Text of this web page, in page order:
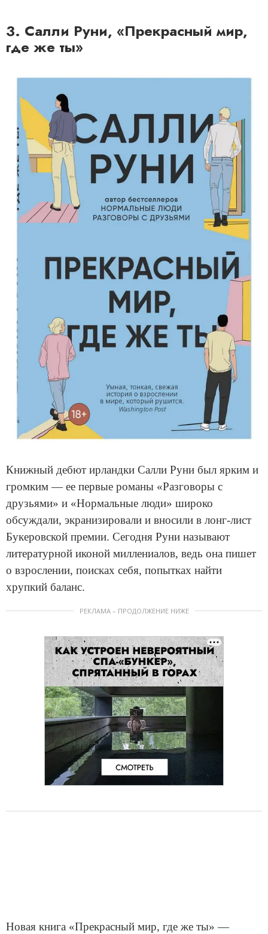
3. Салли Руни, «Прекрасный мир,
где же ты»
Книжный дебют ирландки Салли Руни был ярким и
громким — ее первые романы «Разговоры с
друзьями» и «Нормальные люди» широко
обсуждали, экранизировали и вносили в лонг-лист
Букеровской премии. Сегодня Руни называют
литературной иконой миллениалов, ведь она пишет
о взрослении, поисках себя, попытках найти
хрупкий баланс.
РЕКЛАМА – ПРОДОЛЖЕНИЕ НИЖЕ
Новая книга «Прекрасный мир, где же ты» —